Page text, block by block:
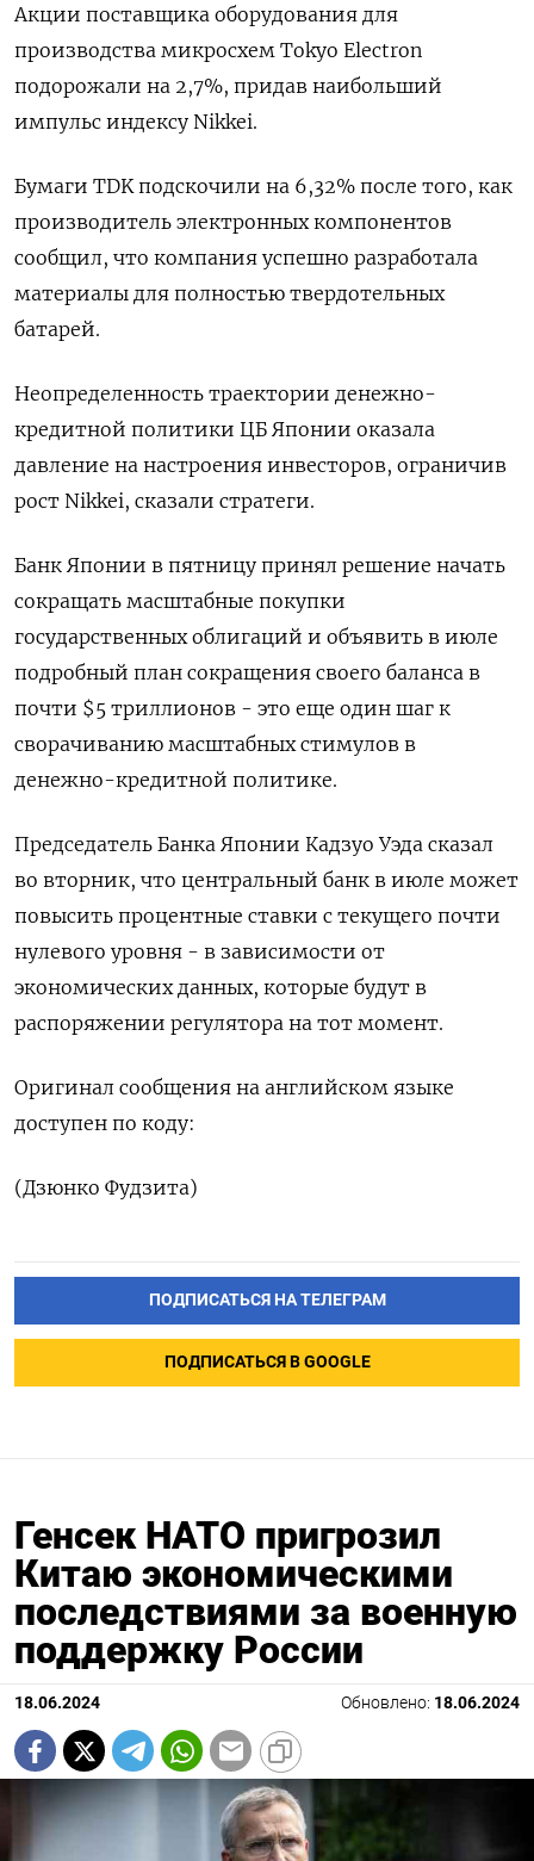
Акции поставщика оборудования для
производства микросхем Tokyo Electron
подорожали на 2,7%, придав наибольший
импульс индексу Nikkei.
Бумаги TDK подскочили на 6,32% после того, как
производитель электронных компонентов
сообщил, что компания успешно разработала
материалы для полностью твердотельных
батарей.
Неопределенность траектории денежно-
кредитной политики ЦБ Японии оказала
давление на настроения инвесторов, ограничив
рост Nikkei, сказали стратеги.
Банк Японии в пятницу принял решение начать
сокращать масштабные покупки
государственных облигаций и объявить в июле
подробный план сокращения своего баланса в
почти $5 триллионов - это еще один шаг к
сворачиванию масштабных стимулов в
денежно-кредитной политике.
Председатель Банка Японии Кадзуо Уэда сказал
во вторник, что центральный банк в июле может
повысить процентные ставки с текущего почти
нулевого уровня - в зависимости от
экономических данных, которые будут в
распоряжении регулятора на тот момент.
Оригинал сообщения на английском языке
доступен по коду:
(Дзюнко Фудзита)
ПОДПИСАТЬСЯ НА ТЕЛЕГРАМ
ПОДПИСАТЬСЯ В GOOGLE
Генсек НАТО пригрозил
Китаю экономическими
последствиями за военную
поддержку России
18.06.2024 Обновлено: 18.06.2024